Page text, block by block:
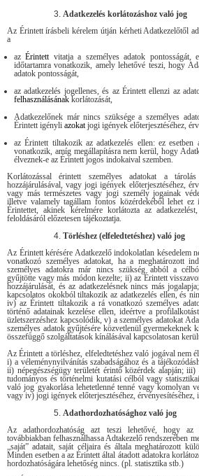
Adatkezelés korlátozáshoz való jog
Az Érintett írásbeli kérelem útján kérheti Adatkezelőtől
a
azÉrintettvitatja a személyes adatok pontosságát,
időtartamra vonatkozik, amely lehetővé teszi, hogy
adatok pontosságát,
az adatkezelés jogellenes, és az Érintett ellenzi az
felhasználásának korlátozását,
Adatkezelőnek már nincs szüksége a személyes
Érintett igényli azokatjogi igények előterjesztéséhez,
az Érintett tiltakozik az adatkezelés ellen: ez esetben
vonatkozik, amíg megállapításra nem kerül, hogy
élveznek-e az Érintett jogos indokaival szemben.
Korlátozással érintett személyes adatokat a
hozzájárulásával, vagy jogi igények előterjesztéséhez,
vagy más természetes vagy jogi személy jogainak
illetve valamely tagállam fontos közérdekéből lehet
Érintettet, akinek kérelmére korlátozta az
feloldásáról előzetesen tájékoztatja.
Törléshez (elfeledtetéshez) való jog
Az Érintett kérésére Adatkezelő indokolatlan késedelem
vonatkozó személyes adatokat, ha a meghatározott
személyes adatokra már nincs szükség abból a
gyűjtötte vagy más módon kezelte; ii) az Érintett
hozzájárulását, és az adatkezelésnek nincs más jogalapja;
kapcsolatos okokból tiltakozik az adatkezelés ellen, és
iv)az Érintett tiltakozik a rá vonatkozó személyes
történő adatainak kezelése ellen, ideértve a
üzletszerzéshez kapcsolódik, v) a személyes adatokat
személyes adatok gyűjtésére közvetlenül gyermekeknek
összefüggő szolgáltatások kínálásával kapcsolatosan
Az Érintett a törléshez, elfeledtetéshez való jogával nem
i) a véleménynyilvánítás szabadságához és a
ii) népegészségügy területét érintő közérdek alapján;
tudományos és történelmi kutatási célból vagy
való jog gyakorlása lehetetlenné tenné vagy komolyan
vagy iv) jogi igények előterjesztéséhez, érvényesítéséhez,
Adathordozhatósághoz való jog
Az adathordozhatóság azt teszi lehetővé, hogy az
továbbiakban felhasználhassa Adtakezelő rendszerében
„saját” adatait, saját céljaira és általa meghatározott
Minden esetben a az Érintett által átadott adatokra
hordozhatóságára lehetőség nincs. (pl. statisztika stb.)